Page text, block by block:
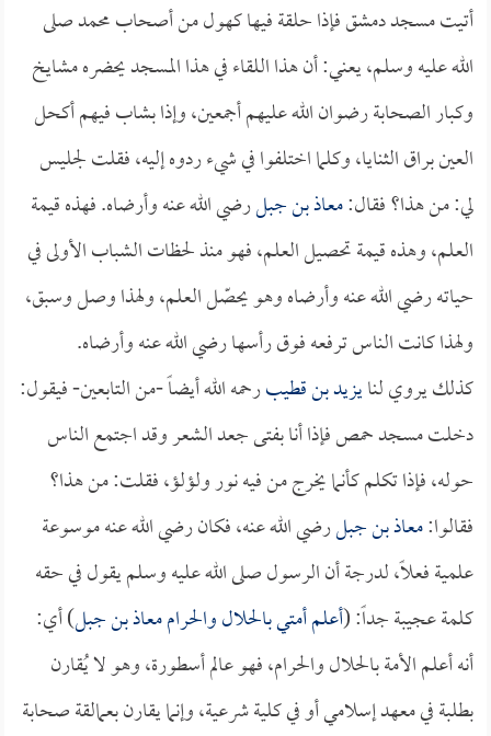
أتيت مسجد دمشق فإذا حلقة فيها كهول من أصحاب محمد صلى
الله عليه وسلم، يعني: أن هذا اللقاء في هذا المسجد يحضره مشايخ
وكبار الصحابة رضوان الله عليهم أجمعين، وإذا بشاب فيهم أكحل
العين براق الثنايا، وكلما اختلفوا في شيء ردوه إليه، فقلت لجليس
لي: من هذا؟ فقال:معاذ بن جبلرضي الله عنه وأرضاه. فهذه قيمة
العلم، وهذه قيمة تحصيل العلم، فهو منذ لحظات الشباب الأولى في
حياته رضي الله عنه وأرضاه وهو يحصّل العلم، ولهذا وصل وسبق،
ولهذا كانت الناس ترفعه فوق رأسها رضي الله عنه وأرضاه.
كذلك يروي لنايزيد بن قطيبرحمه الله أيضاً -من التابعين- فيقول:
دخلت مسجد حمص فإذا أنا بفتى جعد الشعر وقد اجتمع الناس
حوله، فإذا تكلم كأنما يخرج من فيه نور ولؤلؤ، فقلت: من هذا؟
فقالوا:معاذ بن جبلرضي الله عنه، فكان رضي الله عنه موسوعة
علمية فعلاً، لدرجة أن الرسول صلى الله عليه وسلم يقول في حقه
كلمة عجيبة جداً: (أعلم أمتي بالحلال والحراممعاذ بن جبل) أي:
أنه أعلم الأمة بالحلال والحرام، فهو عالم أسطورة، وهو لا يُقارن
بطلبة في معهد إسلامي أو في كلية شرعية، وإنما يقارن بعمالقة صحابة